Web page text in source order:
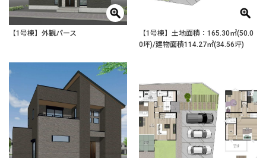
【1号棟】外観パース
【1号棟】土地面積：165.30㎡(50.0
0坪)/建物面積114.27㎡(34.56坪)